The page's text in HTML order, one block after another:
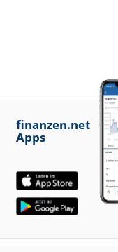
finanzen.net
Apps